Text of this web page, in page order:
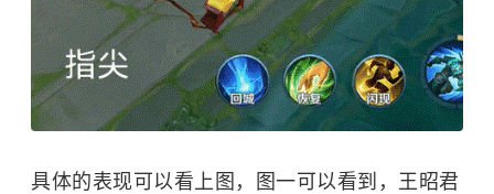
具体的表现可以看上图，图一可以看到，王昭君